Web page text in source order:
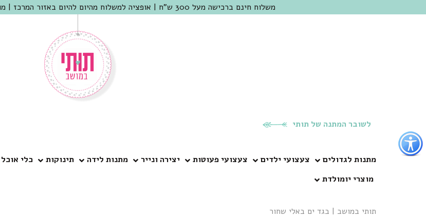
כפתור
לפתיחת
תפריט
נגישות
משלוח חינם ברכישה מעל 300 ש"ח | אופציה למשלוח מהיום להיום באזור המרכז | מוזמנים לבקר בחנות בכפר שמריהו
לשובר המתנה של תותי
מתנות לגדולים צעצועי ילדים צעצועי פעוטות יצירה ונייר מתנות לידה תינוקות כלי אוכל
מוצרי יומולדת
תותי במושב | בגד ים באלי שחור